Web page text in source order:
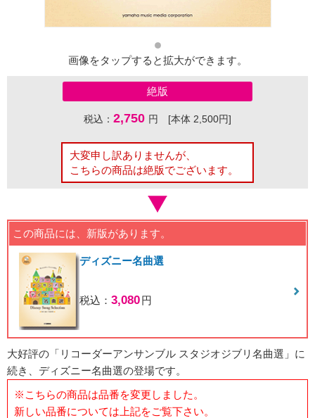
画像をタップすると拡大ができます。
絶版
税込： 2,750 円 [本体 2,500円]
大変申し訳ありませんが、
こちらの商品は絶版でございます。
この商品には、新版があります。
ディズニー名曲選
税込： 3,080円
大好評の「リコーダーアンサンブル スタジオジブリ名曲選」に
続き、ディズニー名曲選の登場です。
※こちらの商品は品番を変更しました。
新しい品番については上記をご覧下さい。